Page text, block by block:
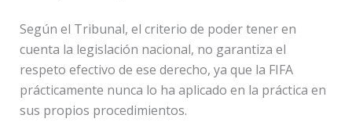
Según el Tribunal, el criterio de poder tener en
cuenta la legislación nacional, no garantiza el
respeto efectivo de ese derecho, ya que la FIFA
prácticamente nunca lo ha aplicado en la práctica en
sus propios procedimientos.